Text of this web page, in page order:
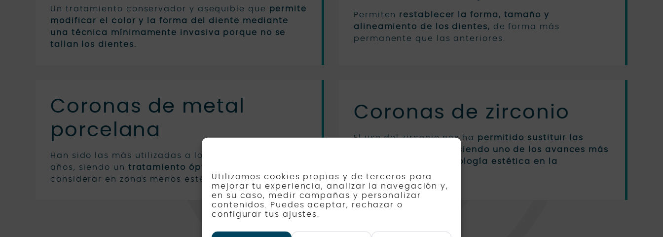
Utilizamos cookies propias y de terceros para
mejorar tu experiencia, analizar la navegación y,
en su caso, medir campañas y personalizar
contenidos. Puedes aceptar, rechazar o
configurar tus ajustes.
Un tratamiento conservador y asequible que permite
modificar el color y la forma del diente mediante
una técnica mínimamente invasiva porque no se
tallan los dientes.
Permiten restablecer la forma, tamaño y
alineamiento de los dientes, de forma más
permanente que las anteriores.
Coronas de metal
porcelana
Han sido las más utilizadas a lo largo de los últimos
años, siendo un tratamiento óptimo
considerar en zonas menos estéticas.
Coronas de zirconio
El uso del zirconio nos ha permitido sustituir las
aleaciones de metal, siendo uno de los avances más
importantes en odontología estética en la
actualidad.